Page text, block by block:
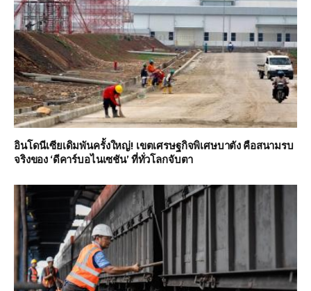
อินโดนีเซียเดิมพันครั้งใหญ่! เขตเศรษฐกิจพิเศษบาตัง คือสนามรบ
จริงของ ‘ดีคาร์บอไนเซชัน’ ที่ทั่วโลกจับตา